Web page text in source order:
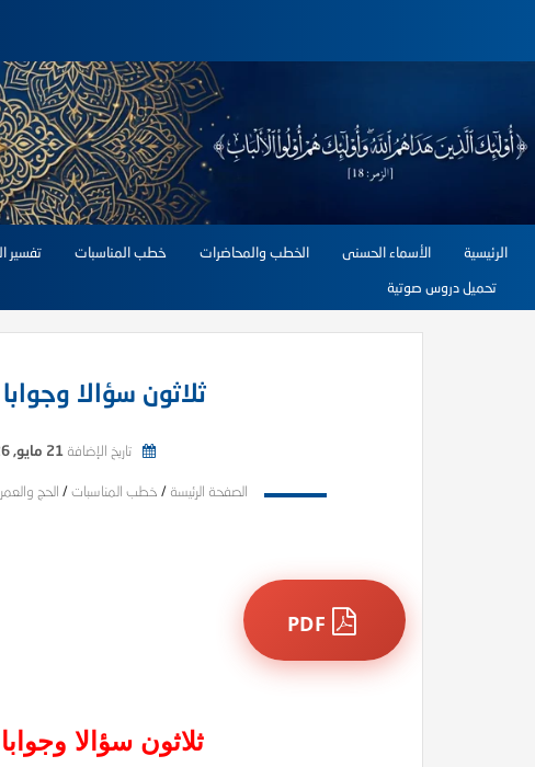
الرئيسية الأسماء الحسنى الخطب والمحاضرات خطب المناسبات تفسير
تحميل دروس صوتية
ثلاثون سؤالا
تاريخ الإضافة 21 مايو, 2026
الصفحة الرئيسة / خطب المناسبات / الحج
ثلاثون سؤالا